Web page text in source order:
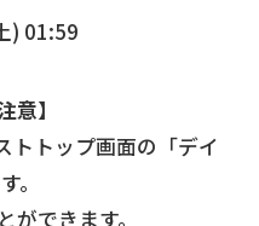
) 01:59
意】
トトップ画面の「デイ
。
ができます。